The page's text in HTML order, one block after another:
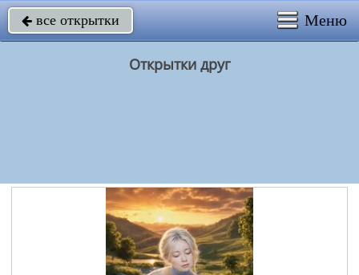
 все открытки Меню
Открытки друг